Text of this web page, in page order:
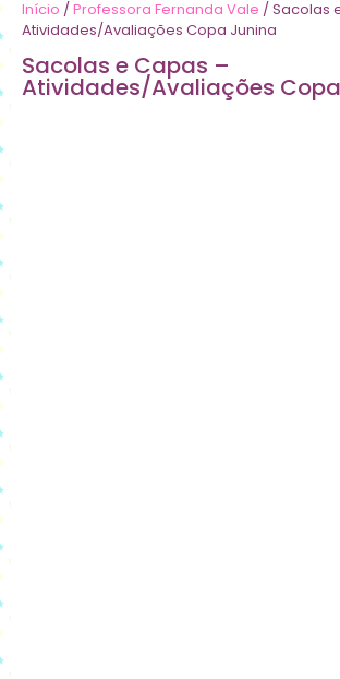
Início /Professora Fernanda Vale / Sacolas
Atividades/Avaliações Copa Junina
Sacolas e Capas –
Atividades/Avaliações